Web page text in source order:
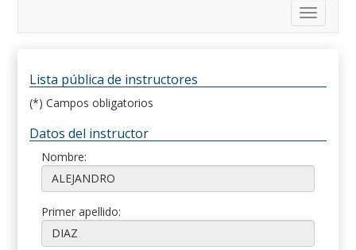
Lista pública de instructores
(*) Campos obligatorios
Datos del instructor
Nombre:
Primer apellido: